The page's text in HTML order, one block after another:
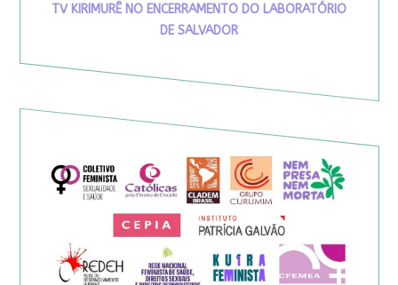
TV KIRIMURÊ NO ENCERRAMENTO DO LABORATÓRIO
DE SALVADOR